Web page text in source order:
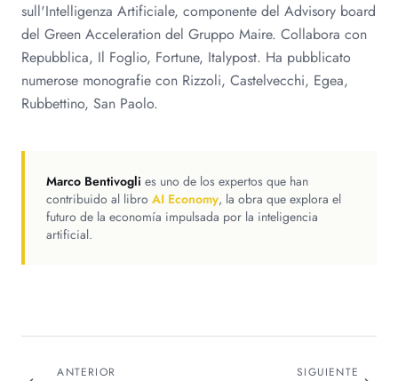
sull'Intelligenza Artificiale, componente del Advisory board
del Green Acceleration del Gruppo Maire. Collabora con
Repubblica, Il Foglio, Fortune, Italypost. Ha pubblicato
numerose monografie con Rizzoli, Castelvecchi, Egea,
Rubbettino, San Paolo.
Marco Bentivogli es uno de los expertos que han
contribuido al libro AI Economy, la obra que explora el
futuro de la economía impulsada por la inteligencia
artificial.
ANTERIOR SIGUIENTE